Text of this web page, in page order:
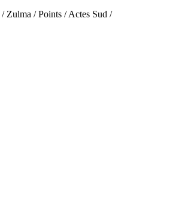
Zulma / Points / Actes Sud /